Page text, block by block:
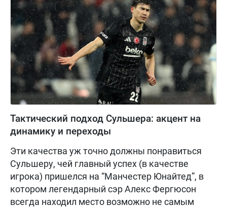
Тактический подход Сульшера: акцент на
динамику и переходы
Эти качества уж точно должны понравиться
Сульшеру, чей главный успех (в качестве
игрока) пришелся на “Манчестер Юнайтед”, в
котором легендарный сэр Алекс Фергюсон
всегда находил место возможно не самым